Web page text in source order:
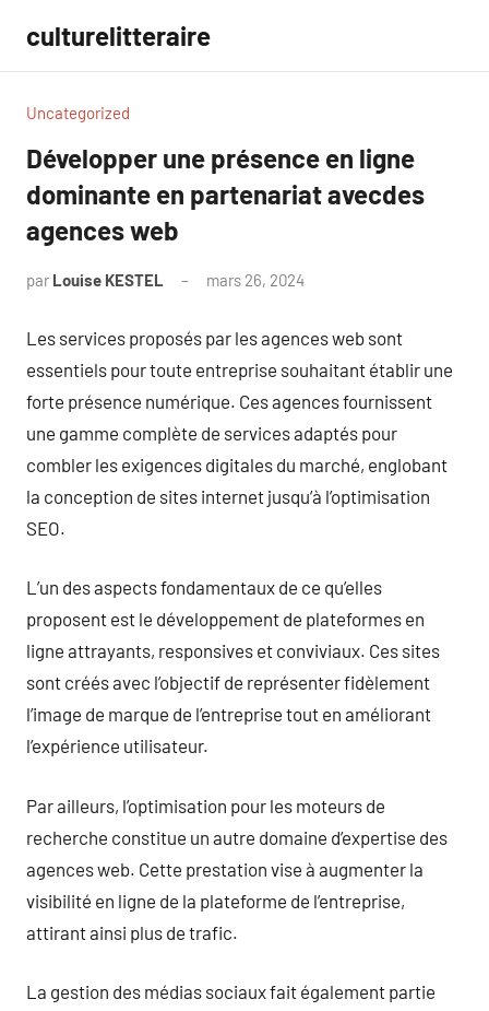
contenu
culturelitteraire
Uncategorized
Développer une présence en ligne
dominante en partenariat avecdes
agences web
par Louise KESTEL mars 26, 2024
Les services proposés par les agences web sont
essentiels pour toute entreprise souhaitant établir une
forte présence numérique. Ces agences fournissent
une gamme complète de services adaptés pour
combler les exigences digitales du marché, englobant
la conception de sites internet jusqu’à l’optimisation
SEO.
L’un des aspects fondamentaux de ce qu’elles
proposent est le développement de plateformes en
ligne attrayants, responsives et conviviaux. Ces sites
sont créés avec l’objectif de représenter fidèlement
l’image de marque de l’entreprise tout en améliorant
l’expérience utilisateur.
Par ailleurs, l’optimisation pour les moteurs de
recherche constitue un autre domaine d’expertise des
agences web. Cette prestation vise à augmenter la
visibilité en ligne de la plateforme de l’entreprise,
attirant ainsi plus de trafic.
La gestion des médias sociaux fait également partie